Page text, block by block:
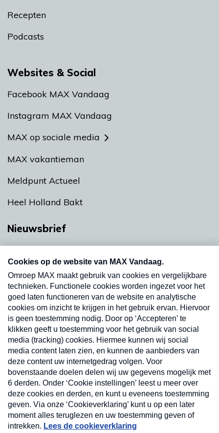
Recepten
Podcasts
Websites & Social
Facebook MAX Vandaag
Instagram MAX Vandaag
MAX op sociale media
MAX vakantieman
Meldpunt Actueel
Heel Holland Bakt
Nieuwsbrief
nieuwsbrief. Elke vrijdag- en dinsdagochtend in
uw mailbox.
Verzend
Nieuwsbrief
Neem hier een gratis abonnement op onze
nieuwsbrief. Elke vrijdag- en dinsdagochtend in uw